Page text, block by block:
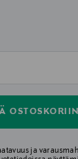
OSTOSKORIIN
ja